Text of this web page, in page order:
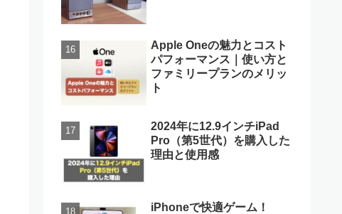
Apple Oneの魅力とコスト
パフォーマンス｜使い方と
ファミリープランのメリッ
ト
2024年に12.9インチiPad
Pro（第5世代）を購入した
理由と使用感
iPhoneで快適ゲーム！